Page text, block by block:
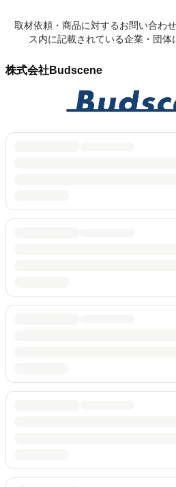
取材依頼・商品に対するお問い合わ
ス内に記載されている企業・団体
株式会社Budscene